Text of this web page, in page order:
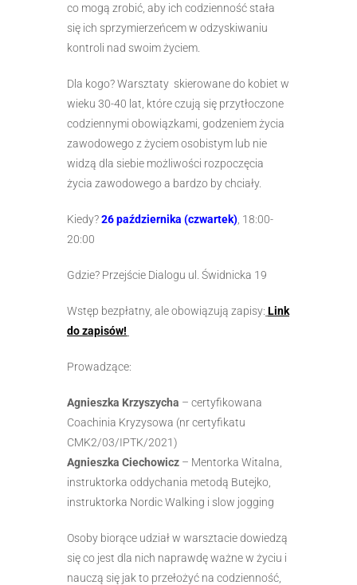
co mogą zrobić, aby ich codzienność stała
się ich sprzymierzeńcem w odzyskiwaniu
kontroli nad swoim życiem.
Dla kogo? Warsztaty skierowane do kobiet w
wieku 30-40 lat, które czują się przytłoczone
codziennymi obowiązkami, godzeniem życia
zawodowego z życiem osobistym lub nie
widzą dla siebie możliwości rozpoczęcia
życia zawodowego a bardzo by chciały.
Kiedy?26 października (czwartek) , 18:00-
20:00
Gdzie? Przejście Dialogu ul. Świdnicka 19
Wstęp bezpłatny, ale obowiązują zapisy: Link
do zapisów!
Prowadzące:
Agnieszka Krzyszycha – certyfikowana
Coachinia Kryzysowa (nr certyfikatu
CMK2/03/IPTK/2021)
Agnieszka Ciechowicz – Mentorka Witalna,
instruktorka oddychania metodą Butejko,
instruktorka Nordic Walking i slow jogging
Osoby biorące udział w warsztacie dowiedzą
się co jest dla nich naprawdę ważne w życiu i
nauczą się jak to przełożyć na codzienność,